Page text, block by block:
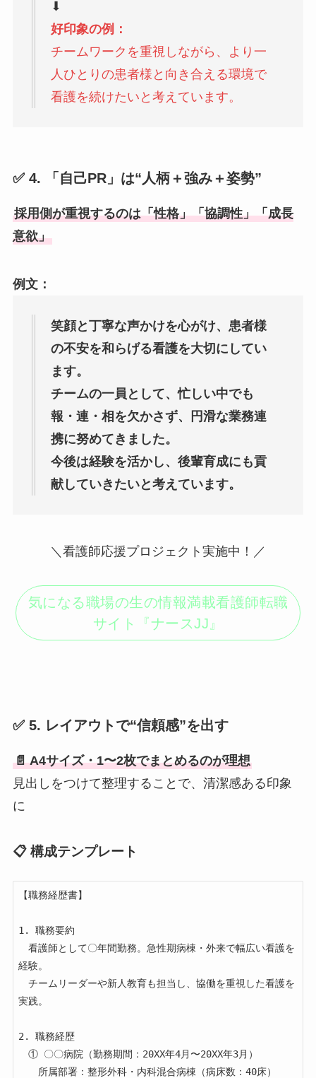
⬇
好印象の例：
チームワークを重視しながら、より一
人ひとりの患者様と向き合える環境で
看護を続けたいと考えています。
✅ 4. 「自己PR」は“人柄＋強み＋姿勢”
採用側が重視するのは「性格」「協調性」「成長
意欲」
例文：
笑顔と丁寧な声かけを心がけ、患者様
の不安を和らげる看護を大切にしてい
ます。
チームの一員として、忙しい中でも
報・連・相を欠かさず、円滑な業務連
携に努めてきました。
今後は経験を活かし、後輩育成にも貢
献していきたいと考えています。
＼看護師応援プロジェクト実施中！／
気になる職場の生の情報満載看護師転職
サイト『ナースJJ』
✅ 5. レイアウトで“信頼感”を出す
📄 A4サイズ・1〜2枚でまとめるのが理想
見出しをつけて整理することで、清潔感ある印象
に
📋 構成テンプレート
【職務経歴書】
1. 職務要約
看護師として〇年間勤務。急性期病棟・外来で幅広い看護を
経験。
チームリーダーや新人教育も担当し、協働を重視した看護を
実践。
2. 職務経歴
① 〇〇病院（勤務期間：20XX年4月〜20XX年3月）
所属部署：整形外科・内科混合病棟（病床数：40床）